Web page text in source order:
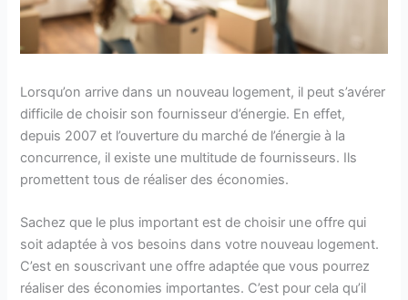
Lorsqu’on arrive dans un nouveau logement, il peut s’avérer
difficile de choisir son fournisseur d’énergie. En effet,
depuis 2007 et l’ouverture du marché de l’énergie à la
concurrence, il existe une multitude de fournisseurs. Ils
promettent tous de réaliser des économies.
Sachez que le plus important est de choisir une offre qui
soit adaptée à vos besoins dans votre nouveau logement.
C’est en souscrivant une offre adaptée que vous pourrez
réaliser des économies importantes. C’est pour cela qu’il